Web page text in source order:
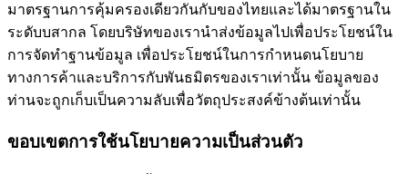
มาตรฐานการคุ้มครองเดียวกันกับของไทยและได้มาตรฐานใน
ระดับบสากล โดยบริษัทของเรานำส่งข้อมูลไปเพื่อประโยชน์ใน
การจัดทำฐานข้อมูล เพื่อประโยชน์ในการกำหนดนโยบาย
ทางการค้าและบริการกับพันธมิตรของเราเท่านั้น ข้อมูลของ
ท่านจะถูกเก็บเป็นความลับเพื่อวัตถุประสงค์ข้างต้นเท่านั้น
ขอบเขตการใช้นโยบายความเป็นส่วนตัว